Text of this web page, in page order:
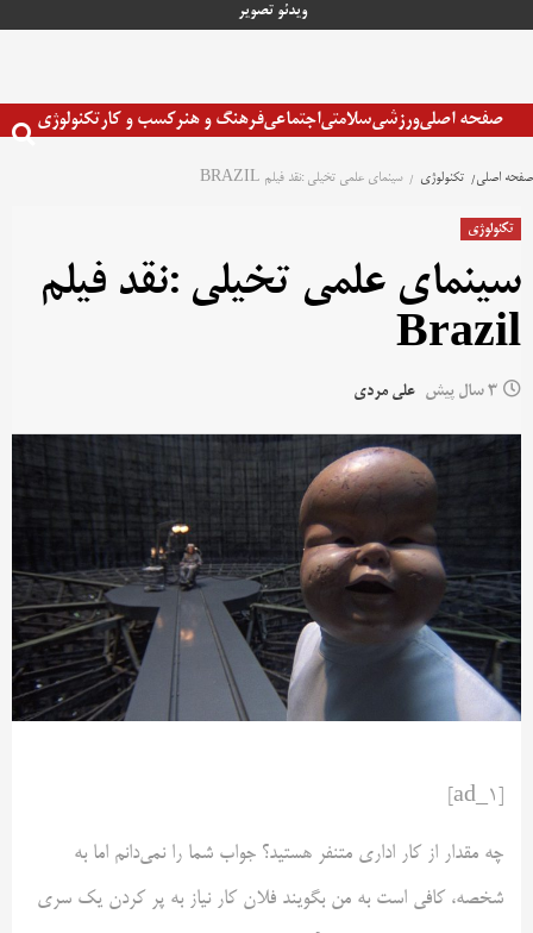
ویدئو تصویر
صفحه اصلیورزشیسلامتیاجتماعیفرهنگ و هنرکسب و کارتکنولوژی
صفحه اصلی تکنولوژی سینمای علمی تخیلی :نقد فیلم BRAZIL
تکنولوژی
سینمای علمی تخیلی :نقد فیلم
Brazil
3 سال پیش علی مردی
چه مقدار از کار اداری متنفر هستید؟ جواب شما را نمی‌دانم اما به
شخصه، کافی است به من بگویند فلان کار نیاز به پر کردن یک سری